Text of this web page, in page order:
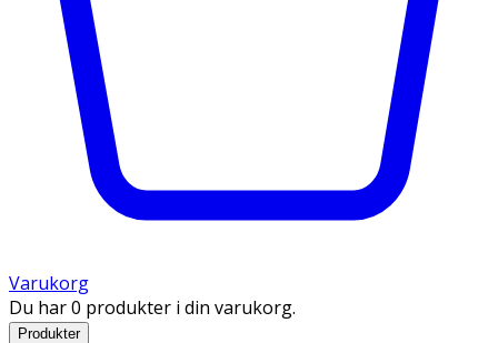
Varukorg
Du har 0 produkter i din varukorg.
Produkter